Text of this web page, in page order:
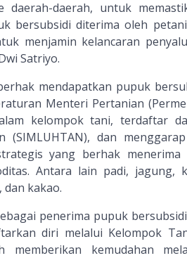
daerah-daerah, untuk
bersubsidi diterima oleh
menjamin kelancaran
Satriyo.
mendapatkan pupuk
Menteri Pertanian
kelompok tani, terdaftar
(SIMLUHTAN), dan
yang berhak menerima
Antara lain padi, jagung,
kakao.
penerima pupuk
diri melalui Kelompok
memberikan kemudahan